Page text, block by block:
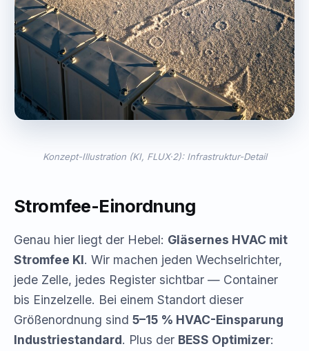
Konzept-Illustration (KI, FLUX·2): Infrastruktur-Detail
Stromfee-Einordnung
Genau hier liegt der Hebel: Gläsernes HVAC mit
Stromfee KI. Wir machen jeden Wechselrichter,
jede Zelle, jedes Register sichtbar — Container
bis Einzelzelle. Bei einem Standort dieser
Größenordnung sind 5–15 % HVAC-Einsparung
Industriestandard. Plus der BESS Optimizer: